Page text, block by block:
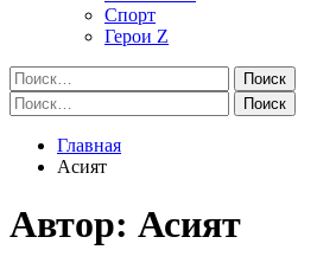
Спорт
Герои Z
Найти:
Найти:
Главная
Асият
Автор: Асият